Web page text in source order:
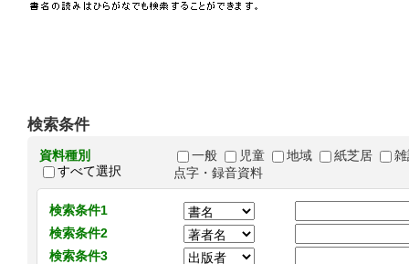
検索条件
資料種別
すべて選択
一般 児童 地域 紙芝居
点字・録音資料
検索条件1
検索条件2
検索条件3